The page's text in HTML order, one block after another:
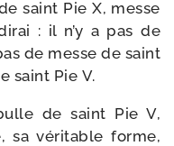
saint Pie X, messe
: il n’y a pas de
de messe de saint
saint Pie V.
de saint Pie V,
sa véri­table forme,